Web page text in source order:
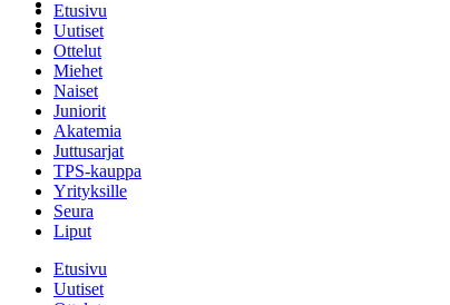
Etusivu
Uutiset
Ottelut
Miehet
Naiset
Juniorit
Akatemia
Juttusarjat
TPS-kauppa
Yrityksille
Seura
Liput
Etusivu
Uutiset